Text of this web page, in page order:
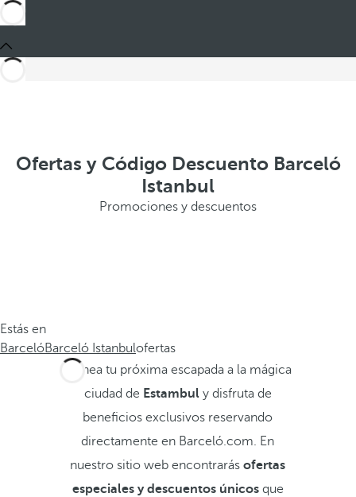
Ofertas y Código Descuento Barceló
Istanbul
Promociones y descuentos
Estás en
BarcelóBarceló Istanbulofertas
Planea tu próxima escapada a la mágica
ciudad de Estambuly disfruta de
beneficios exclusivos reservando
directamente en Barceló.com. En
nuestro sitio web encontrarásofertas
especiales y descuentos únicosque